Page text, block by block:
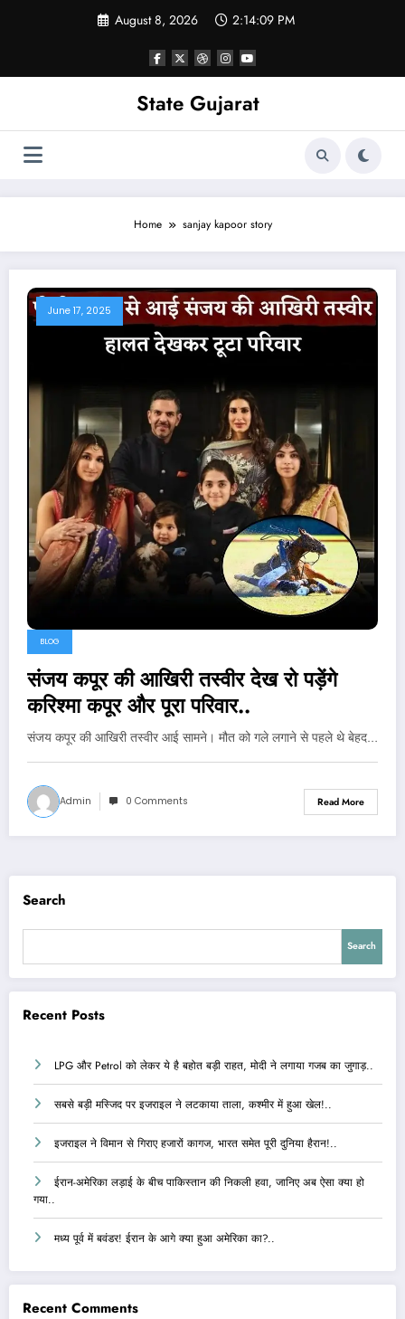
August 8, 2026 2:14:09 PM
State Gujarat
Home sanjay kapoor story
June 17, 2025
BLOG
संजय कपूर की आखिरी तस्वीर देख रो पड़ेंगे
करिश्मा कपूर और पूरा परिवार..
संजय कपूर की आखिरी तस्वीर आई सामने। मौत को गले लगाने से पहले थे बेहद…
Admin 0 Comments Read More
Search
Search
Recent Posts
LPG और Petrol को लेकर ये है बहोत बड़ी राहत, मोदी ने लगाया गजब का जुगाड़..
सबसे बड़ी मस्जिद पर इजराइल ने लटकाया ताला, कश्मीर में हुआ खेल!..
इजराइल ने विमान से गिराए हजारों कागज, भारत समेत पूरी दुनिया हैरान!..
ईरान-अमेरिका लड़ाई के बीच पाकिस्तान की निकली हवा, जानिए अब ऐसा क्या हो
गया..
मध्य पूर्व में बवंडर! ईरान के आगे क्या हुआ अमेरिका का?..
Recent Comments